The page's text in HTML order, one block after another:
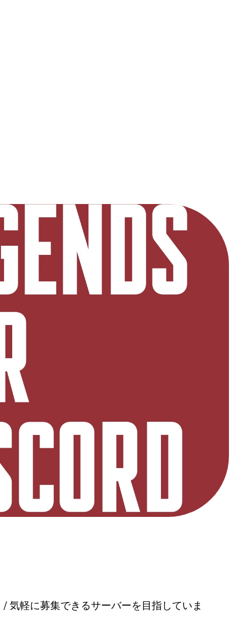
気軽に募集できるサーバーを目指していま